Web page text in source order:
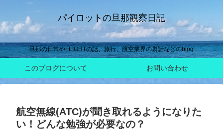
パイロットの旦那観察日記
旦那の日常やFLIGHTの話、旅行、航空業界の裏話などのblog
このブログについて お問い合わせ
航空無線(ATC)が聞き取れるようになりた
い！どんな勉強が必要なの？